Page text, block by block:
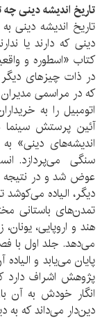
تاریخ اندیشه دینی چه
تاریخ اندیشه دینی
دینی که دارند یا
کتاب «اسطوره و
در ذات چیزهای
که در مراسمی
اتومبیل را به
آئین پرستش
اندیشه‌های دینی»
سنگی می‌پردازد.
عوض شد و در نتیجه
دیگر، الیاده
تمدن‌های باستانی
هند و اروپایی،
می‌دهد. جلد اول با
پایان می‌یابد و
پژوهش اشراف دارد
انگار خودش به آن
دین‌دار می‌داند که